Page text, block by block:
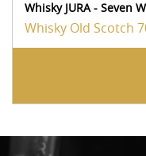
Whisky JURA - Seven
Whisky Old Scotch